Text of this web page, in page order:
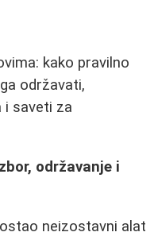
kako pravilno
održavati,
i saveti za
održavanje i
neizostavni alat